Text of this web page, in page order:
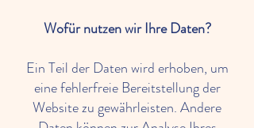
Wofür nutzen wir Ihre Daten?
Ein Teil der Daten wird erhoben, um
eine fehlerfreie Bereitstellung der
Website zu gewährleisten. Andere